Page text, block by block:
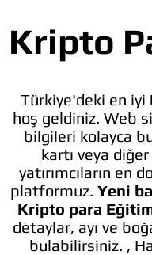
Kripto
Türkiye'deki en iyi
hoş geldiniz. Web
bilgileri kolayca
kartı veya
yatırımcıların en
platformuz. Yeni
Kripto para
detaylar, ayı ve
bulabilirsiniz. ,